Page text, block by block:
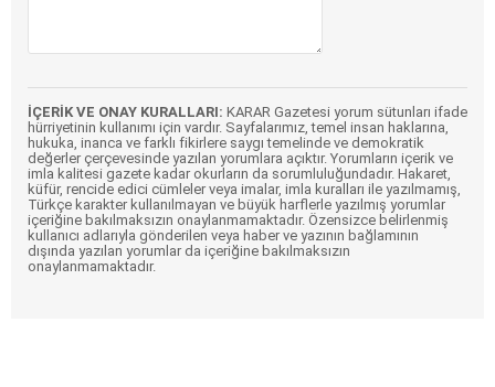
İÇERİK VE ONAY KURALLARI: KARAR Gazetesi yorum sütunları ifade
hürriyetinin kullanımı için vardır. Sayfalarımız, temel insan haklarına,
hukuka, inanca ve farklı fikirlere saygı temelinde ve demokratik
değerler çerçevesinde yazılan yorumlara açıktır. Yorumların içerik ve
imla kalitesi gazete kadar okurların da sorumluluğundadır. Hakaret,
küfür, rencide edici cümleler veya imalar, imla kuralları ile yazılmamış,
Türkçe karakter kullanılmayan ve büyük harflerle yazılmış yorumlar
içeriğine bakılmaksızın onaylanmamaktadır. Özensizce belirlenmiş
kullanıcı adlarıyla gönderilen veya haber ve yazının bağlamının
dışında yazılan yorumlar da içeriğine bakılmaksızın
onaylanmamaktadır.